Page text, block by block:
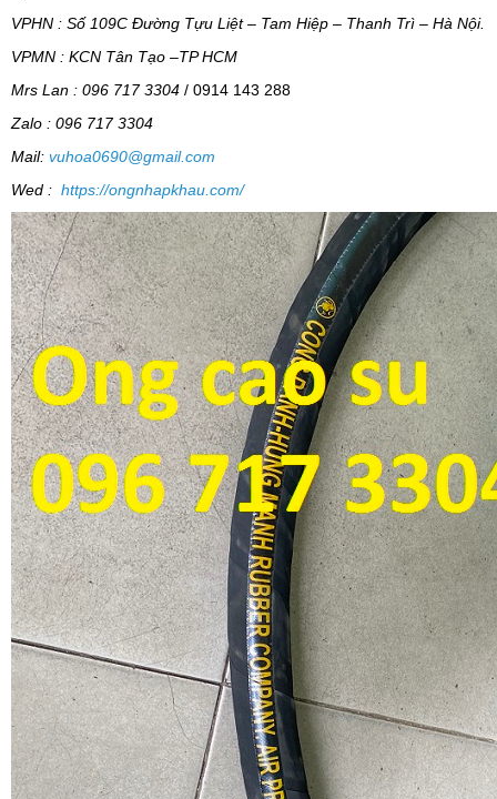
VPHN : Số 109C Đường Tựu Liệt – Tam Hiệp – Thanh Trì – Hà Nội.
VPMN : KCN Tân Tạo –TP HCM
Mrs Lan : 096 717 3304 / 0914 143 288
Zalo : 096 717 3304
Mail: vuhoa0690@gmail.com
Wed : https://ongnhapkhau.com/